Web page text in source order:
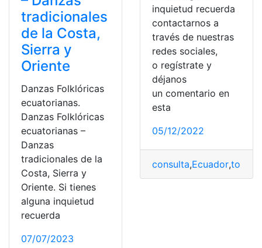
tradicionales
de la Costa,
Sierra y
Oriente
Danzas Folklóricas
ecuatorianas.
Danzas Folklóricas
ecuatorianas –
Danzas
tradicionales de la
Costa, Sierra y
Oriente. Si tienes
alguna inquietud
recuerda
07/07/2023
inquietud recuerda
contactarnos a
través de nuestras
redes sociales,
o regístrate y
déjanos
un comentario en
esta
05/12/2022
consulta,Ecuador,top2